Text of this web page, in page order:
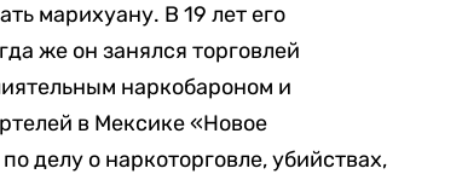
марихуану. В 19 лет его
же он занялся торговлей
наркобароном и
в Мексике «Новое
делу о наркоторговле, убийствах,